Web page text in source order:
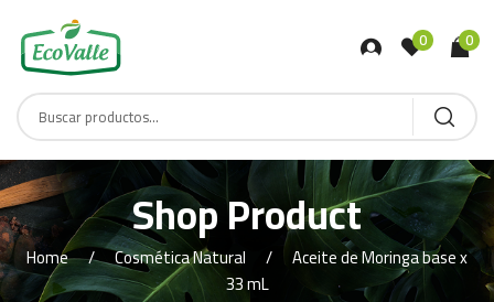
0 0
Shop Product
Home Cosmética Natural
Aceite de Moringa base x
33 mL